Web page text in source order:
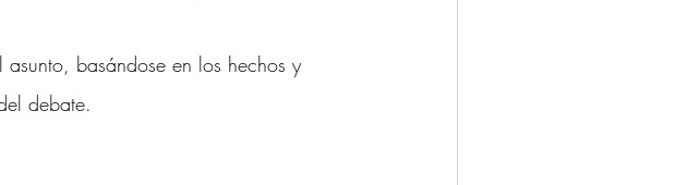
basándose en los hechos y
debate.